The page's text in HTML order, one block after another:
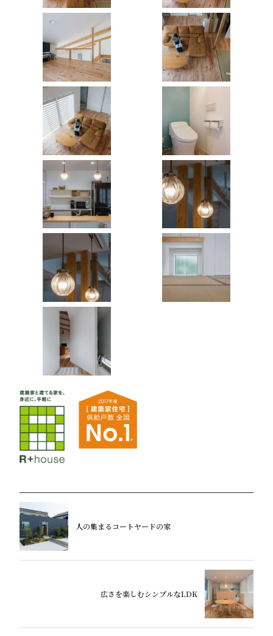
人の集まるコートヤードの家
広さを楽しむシンプルなLDK